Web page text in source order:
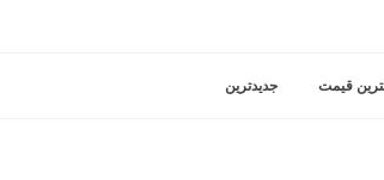
قیمت جدیدترین